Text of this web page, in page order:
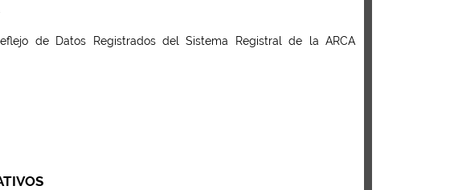
de Datos Registrados del Sistema Registral de la ARCA